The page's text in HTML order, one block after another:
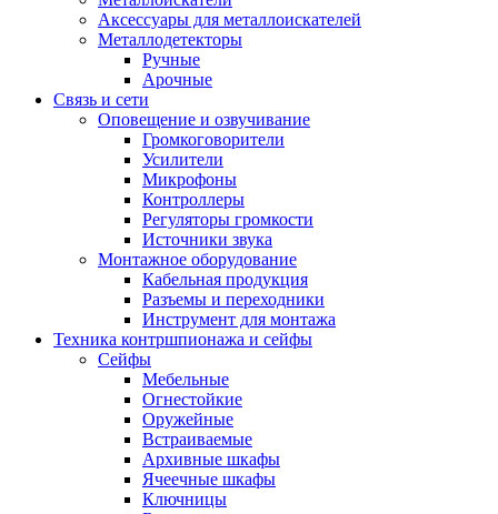
Аксессуары для металлоискателей
Металлодетекторы
Ручные
Арочные
Связь и сети
Оповещение и озвучивание
Громкоговорители
Усилители
Микрофоны
Контроллеры
Регуляторы громкости
Источники звука
Монтажное оборудование
Кабельная продукция
Разъемы и переходники
Инструмент для монтажа
Техника контршпионажа и сейфы
Сейфы
Мебельные
Огнестойкие
Оружейные
Встраиваемые
Архивные шкафы
Ячеечные шкафы
Ключницы